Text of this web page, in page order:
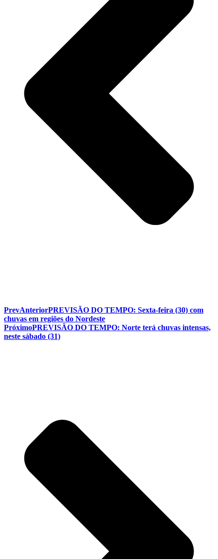
PrevAnteriorPREVISÃO DO TEMPO: Sexta-feira (30) com
chuvas em regiões do Nordeste
PróximoPREVISÃO DO TEMPO: Norte terá chuvas intensas,
neste sábado (31)